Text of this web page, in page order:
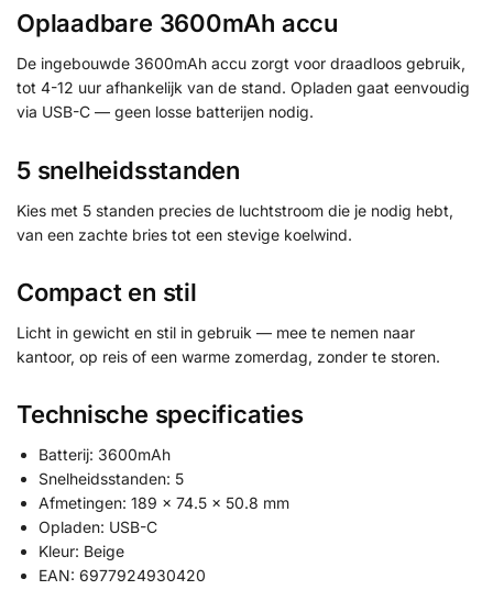
Oplaadbare 3600mAh accu
De ingebouwde 3600mAh accu zorgt voor draadloos gebruik,
tot 4-12 uur afhankelijk van de stand. Opladen gaat eenvoudig
via USB-C — geen losse batterijen nodig.
5 snelheidsstanden
Kies met 5 standen precies de luchtstroom die je nodig hebt,
van een zachte bries tot een stevige koelwind.
Compact en stil
Licht in gewicht en stil in gebruik — mee te nemen naar
kantoor, op reis of een warme zomerdag, zonder te storen.
Technische specificaties
Batterij: 3600mAh
Snelheidsstanden: 5
Afmetingen: 189 × 74.5 × 50.8 mm
Opladen: USB-C
Kleur: Beige
EAN: 6977924930420